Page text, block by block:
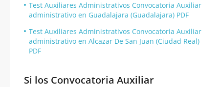
Test Auxiliares Administrativos Convocatoria Auxiliar
administrativo en Guadalajara (Guadalajara) PDF
Test Auxiliares Administrativos Convocatoria Auxiliar
administrativo en Alcazar De San Juan (Ciudad Real)
PDF
Si los Convocatoria Auxiliar